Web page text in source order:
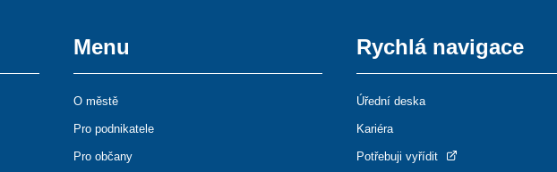
Menu
O městě
Pro podnikatele
Pro občany
Rychlá navigace
Úřední deska
Kariéra
Potřebuji vyřídit